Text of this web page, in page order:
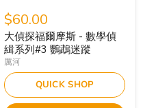
$60.00
大偵探福爾摩斯 - 數學偵
緝系列#3 鸚鵡迷蹤
厲河
QUICK SHOP